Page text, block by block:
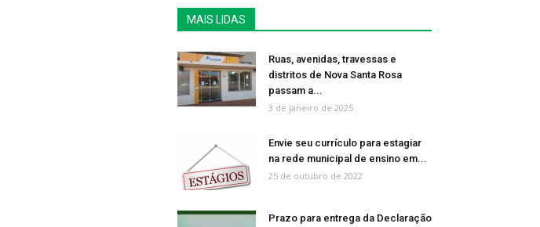
MAIS LIDAS
Ruas, avenidas, travessas e
distritos de Nova Santa Rosa
passam a...
3 de janeiro de 2025
Envie seu currículo para estagiar
na rede municipal de ensino em...
25 de outubro de 2022
Prazo para entrega da Declaração